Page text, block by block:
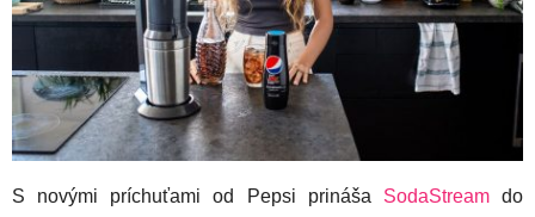
S novými príchuťami od Pepsi prináša SodaStreamdo